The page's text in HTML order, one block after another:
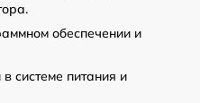
обеспечении и
системе питания и